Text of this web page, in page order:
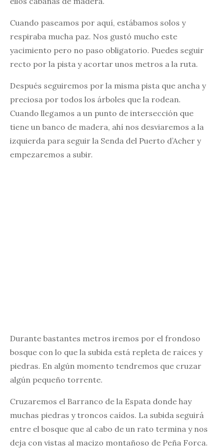
Cuando paseamos por aquí, estábamos solos y
respiraba mucha paz. Nos gustó mucho este
yacimiento pero no paso obligatorio. Puedes seguir
recto por la pista y acortar unos metros a la ruta.
Después seguiremos por la misma pista que ancha y
preciosa por todos los árboles que la rodean.
Cuando llegamos a un punto de intersección que
tiene un banco de madera, ahí nos desviaremos a la
izquierda para seguir la Senda del Puerto d’Acher y
empezaremos a subir.
Durante bastantes metros iremos por el frondoso
bosque con lo que la subida está repleta de raíces y
piedras. En algún momento tendremos que cruzar
algún pequeño torrente.
Cruzaremos el Barranco de la Espata donde hay
muchas piedras y troncos caídos. La subida seguirá
entre el bosque que al cabo de un rato termina y nos
deja con vistas al macizo montañoso de Peña Forca.